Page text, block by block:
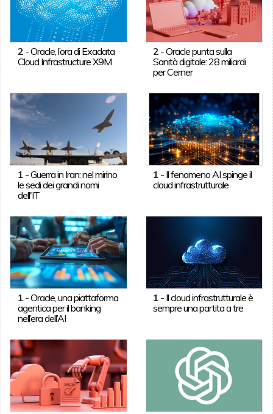
2-Oracle, l’ora di Exadata
Cloud Infrastructure X9M
2 -Oracle punta sulla
Sanità digitale: 28 miliardi
per Cerner
1-Guerra in Iran: nel mirino
le sedi dei grandi nomi
dell'IT
1 - Il fenomeno AI spinge il
cloud infrastrutturale
1-Oracle, una piattaforma
agentica per il banking
nell’era dell’AI
1 - Il cloud infrastrutturale è
sempre una partita a tre